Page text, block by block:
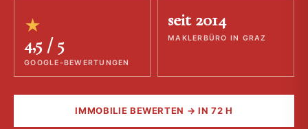
★
4,5 / 5
GOOGLE-BEWERTUNGEN
seit 2014
MAKLERBÜRO IN GRAZ
IMMOBILIE BEWERTEN → IN 72 H